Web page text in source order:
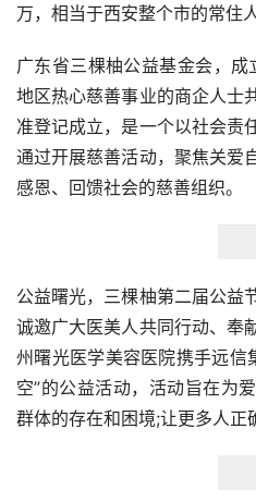
万，相当于西安整个市的常住人
广东省三棵柚公益基金会，
地区热心慈善事业的商企人士
准登记成立，是一个以社会责
通过开展慈善活动，聚焦关爱
感恩、回馈社会的慈善组织。
公益曙光，三棵柚第二届公益
诚邀广大医美人共同行动、奉
州曙光医学美容医院携手远信
空”的公益活动，活动旨在为
群体的存在和困境;让更多人正